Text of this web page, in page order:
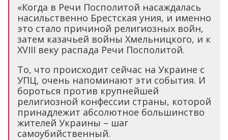
«Когда в Речи Посполитой насаждалась
насильственно Брестская уния, и именно
это стало причиной религиозных войн,
затем казачьей войны Хмельницкого, и к
XVIII веку распада Речи Посполитой.
То, что происходит сейчас на Украине с
УПЦ, очень напоминают эти события. И
бороться против крупнейшей
религиозной конфессии страны, которой
принадлежит абсолютное большинство
жителей Украины – шаг
самоубийственный.